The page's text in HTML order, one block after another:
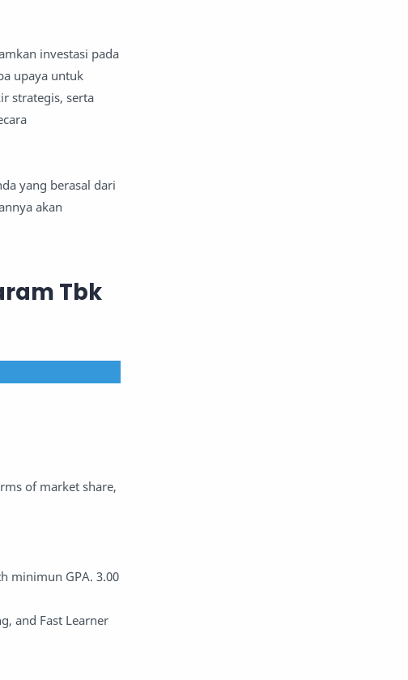
investasi pada
upaya untuk
strategis, serta
yang berasal dari
akan
Tbk
of market share,
minimun GPA. 3.00
and Fast Learner